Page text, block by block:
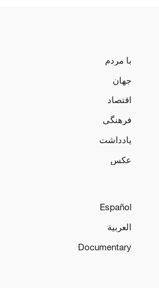
با مردم
جهان
اقتصاد
فرهنگی
یادداشت
عکس
Español
العربية
Documentary